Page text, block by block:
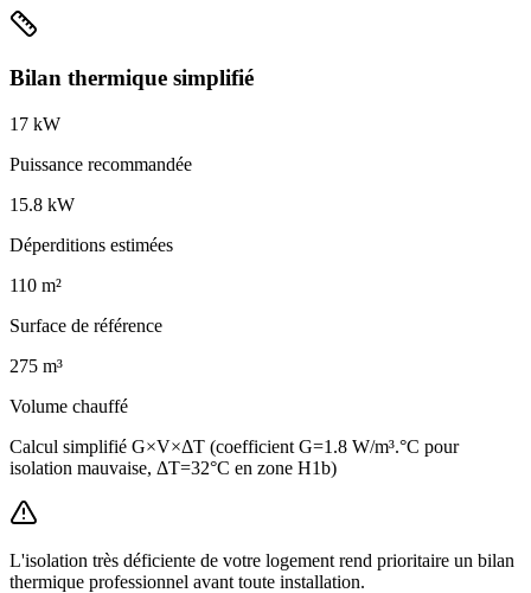
Bilan thermique simplifié
17 kW
Puissance recommandée
15.8 kW
Déperditions estimées
110 m²
Surface de référence
275 m³
Volume chauffé
Calcul simplifié G×V×ΔT (coefficient G=1.8 W/m³.°C pour
isolation mauvaise, ΔT=32°C en zone H1b)
L'isolation très déficiente de votre logement rend prioritaire un bilan
thermique professionnel avant toute installation.